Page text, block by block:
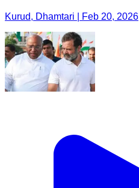
Kurud, Dhamtari | Feb 20, 2026